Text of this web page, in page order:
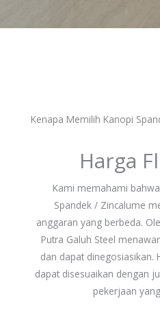
Kenapa Memilih Kanopi
Harga
Kami memahami
Spandek / Zincalume
anggaran yang berbeda.
Putra Galuh Steel
dan dapat dinegosiasikan.
dapat disesuaikan dengan
pekerjaan